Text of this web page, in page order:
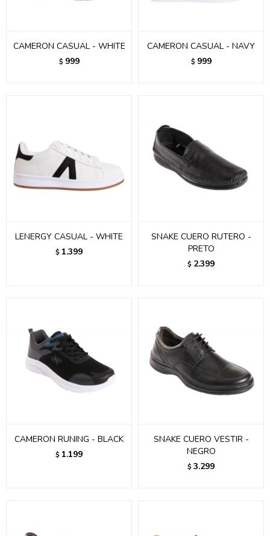
CAMERON CASUAL - WHITE
$ 999
CAMERON CASUAL - NAVY
$ 999
LENERGY CASUAL - WHITE
$ 1.399
SNAKE CUERO RUTERO -
PRETO
$ 2.399
CAMERON RUNING - BLACK
$ 1.199
SNAKE CUERO VESTIR -
NEGRO
$ 3.299